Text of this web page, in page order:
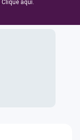
Clique aqui.